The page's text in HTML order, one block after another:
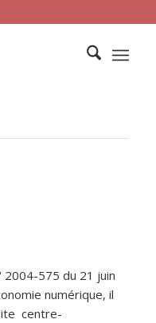
2004-575 du 21 juin
numérique, il
centre-